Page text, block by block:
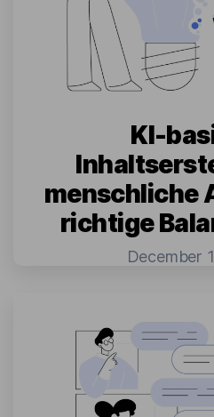
KI-
menschliche
richtige
December